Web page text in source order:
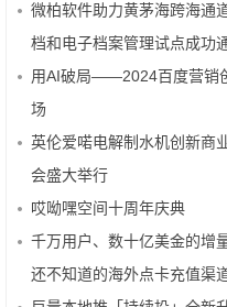
微柏软件助力黄茅海跨海通
档和电子档案管理试点成功
用AI破局——2024百度营销
场
英伦爱喏电解制水机创新商
会盛大举行
哎呦嘿空间十周年庆典
千万用户、数十亿美金的增
还不知道的海外点卡充值渠